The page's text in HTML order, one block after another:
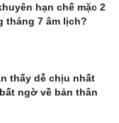
hạn chế mặc 2
tháng 7 âm lịch?
thấy dễ chịu nhất
ngờ về bản thân